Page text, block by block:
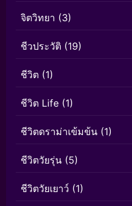
จิตวิทยา (3)
ชีวประวัติ (19)
ชีวิต (1)
ชีวิต Life (1)
ชีวิตดราม่าเข้มข้น (1)
ชีวิตวัยรุ่น (5)
ชีวิตวัยเยาว์ (1)